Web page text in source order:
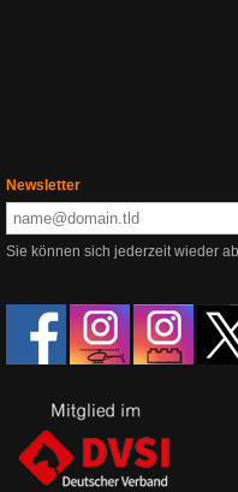
Newsletter
Sie können sich jederzeit wieder